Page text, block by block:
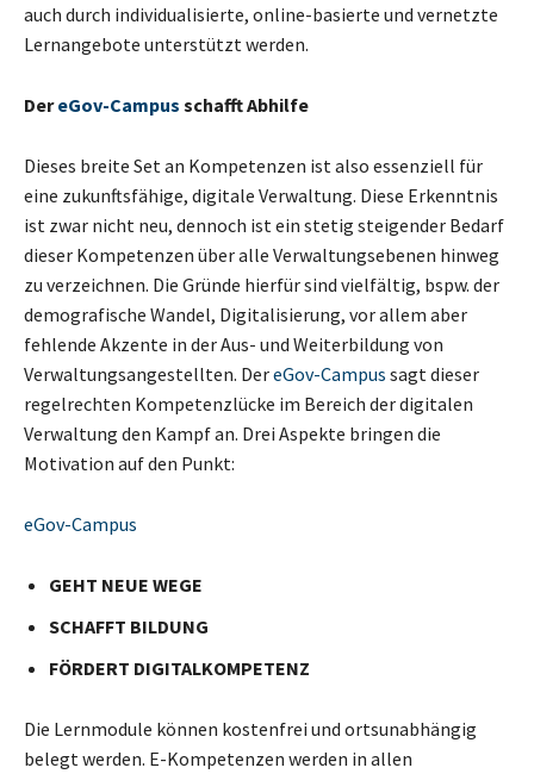
auch durch individualisierte, online-basierte und vernetzte
Lernangebote unterstützt werden.
DereGov-Campus schafft Abhilfe
Dieses breite Set an Kompetenzen ist also essenziell für
eine zukunftsfähige, digitale Verwaltung. Diese Erkenntnis
ist zwar nicht neu, dennoch ist ein stetig steigender Bedarf
dieser Kompetenzen über alle Verwaltungsebenen hinweg
zu verzeichnen. Die Gründe hierfür sind vielfältig, bspw. der
demografische Wandel, Digitalisierung, vor allem aber
fehlende Akzente in der Aus- und Weiterbildung von
Verwaltungsangestellten. DereGov-Campus sagt dieser
regelrechten Kompetenzlücke im Bereich der digitalen
Verwaltung den Kampf an. Drei Aspekte bringen die
Motivation auf den Punkt:
eGov-Campus
GEHT NEUE WEGE
SCHAFFT BILDUNG
FÖRDERT DIGITALKOMPETENZ
Die Lernmodule können kostenfrei und ortsunabhängig
belegt werden. E-Kompetenzen werden in allen